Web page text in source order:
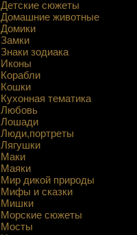
Детские сюжеты
Домашние животные
Домики
Замки
Знаки зодиака
Иконы
Корабли
Кошки
Кухонная тематика
Любовь
Лошади
Люди,портреты
Лягушки
Маки
Маяки
Мир дикой природы
Мифы и сказки
Мишки
Морские сюжеты
Мосты